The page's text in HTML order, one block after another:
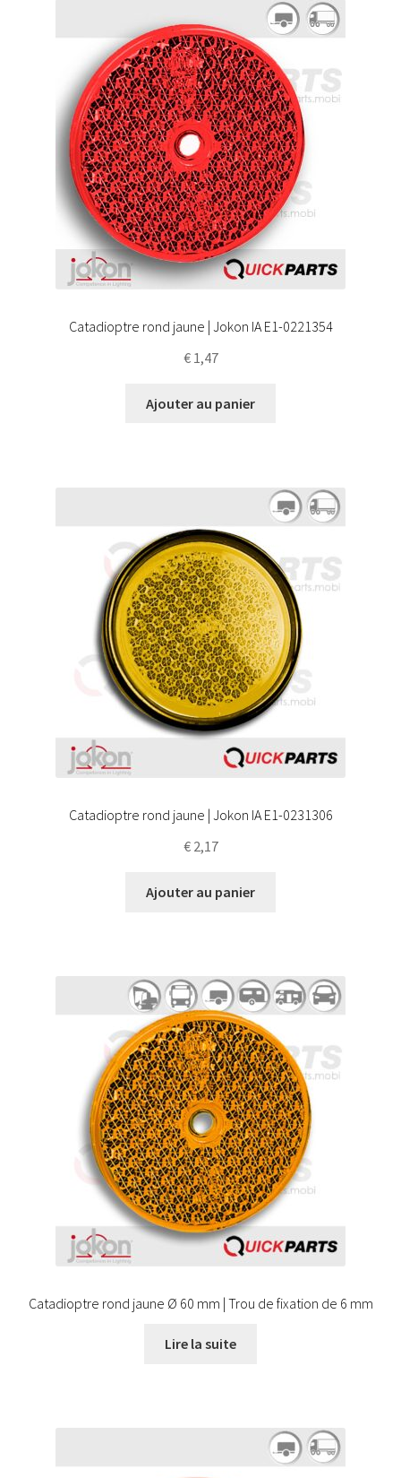
Catadioptre rond jaune | Jokon IA E1-0221354
€1,47
Ajouter au panier
Catadioptre rond jaune | Jokon IA E1-0231306
€2,17
Ajouter au panier
Catadioptre rond jaune Ø 60 mm | Trou de fixation de 6 mm
Lire la suite